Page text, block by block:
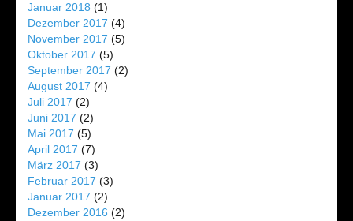
Januar 2018 (1)
Dezember 2017 (4)
November 2017 (5)
Oktober 2017 (5)
September 2017 (2)
August 2017 (4)
Juli 2017 (2)
Juni 2017 (2)
Mai 2017 (5)
April 2017 (7)
März 2017 (3)
Februar 2017 (3)
Januar 2017 (2)
Dezember 2016 (2)